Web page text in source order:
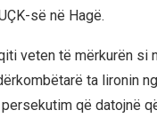
së në Hagë.
veten të mërkurën si
ta lironin
që datojnë